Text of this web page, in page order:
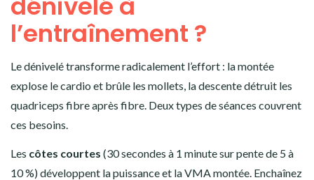
l’entraînement ?
Le dénivelé transforme radicalement l’effort : la montée
explose le cardio et brûle les mollets, la descente détruit les
quadriceps fibre après fibre. Deux types de séances couvrent
ces besoins.
Les côtes courtes (30 secondes à 1 minute sur pente de 5 à
10 %) développent la puissance et la VMA montée. Enchaînez